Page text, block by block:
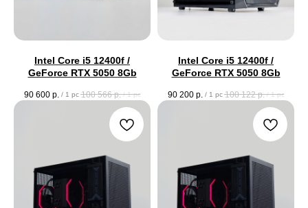
Intel Core i5 12400f /
GeForce RTX 5050 8Gb
90 600 р. / 1 pc 100 566 р. / 1 pc
Intel Core i5 12400f /
GeForce RTX 5050 8Gb
90 200 р. / 1 pc 100 122 р. / 1 pc